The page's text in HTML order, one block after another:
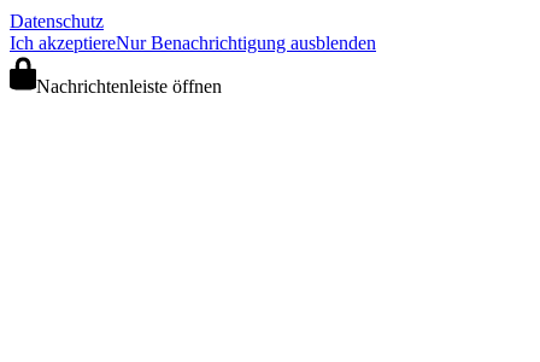
Datenschutz
Ich akzeptiereNur Benachrichtigung ausblenden
Nachrichtenleiste öffnen